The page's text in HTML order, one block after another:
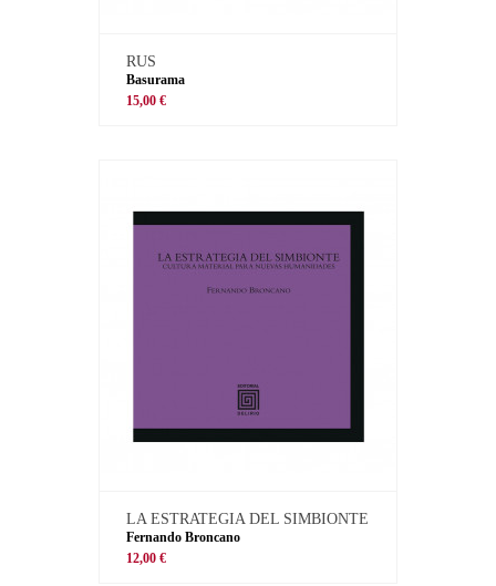
RUS
Basurama
15,00 €
LA ESTRATEGIA DEL SIMBIONTE
Fernando Broncano
12,00 €